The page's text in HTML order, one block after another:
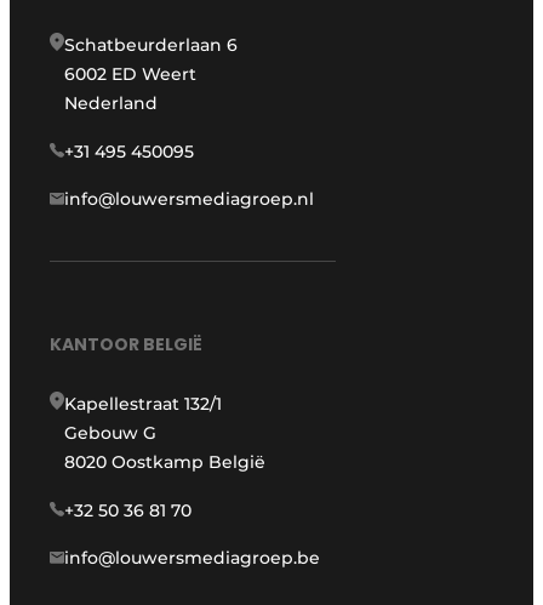
Schatbeurderlaan 6
6002 ED Weert
Nederland
+31 495 450095
info@louwersmediagroep.nl
KANTOOR BELGIË
Kapellestraat 132/1
Gebouw G
8020 Oostkamp België
+32 50 36 81 70
info@louwersmediagroep.be